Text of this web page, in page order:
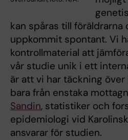
kan spåras till föräldrarna
uppkommit spontant. Vi
kontrollmaterial att
vår studie unik i ett
är att vi har täckning
bara från enstaka
Sandin, statistiker och
epidemiologi vid
ansvarar för studien.